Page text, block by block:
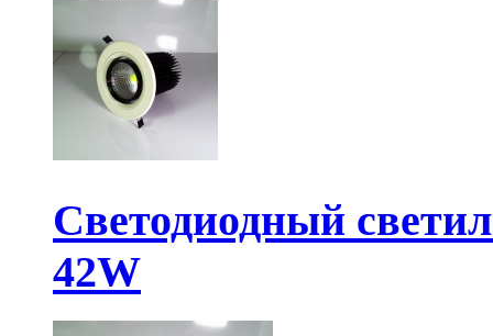
Светодиодный
42W